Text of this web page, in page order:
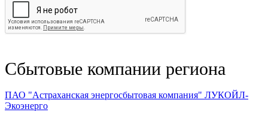
Сбытовые компании региона
ПАО "Астраханская энергосбытовая компания" ЛУКОЙЛ-
Экоэнерго